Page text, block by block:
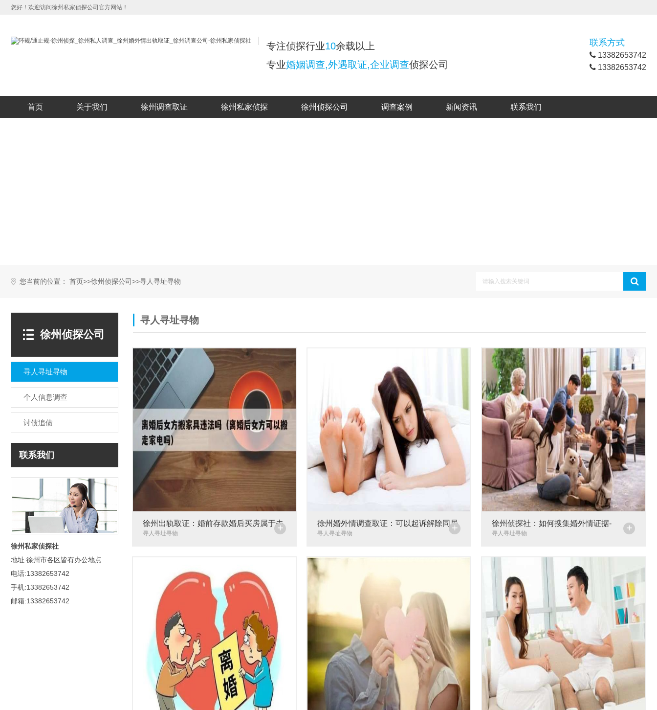
您好！欢迎访问徐州私家侦探公司官方网站！
专注侦探行业10余载以上
专业婚姻调查,外遇取证,企业调查侦探公司
联系方式
13382653742
13382653742
首页 关于我们 徐州调查取证 徐州私家侦探 徐州侦探公司 调查案例 新闻资讯 联系我们
您当前的位置： 首页 >>徐州侦探公司 >>寻人寻址寻物
徐州侦探公司
寻人寻址寻物
个人信息调查
讨债追债
联系我们
徐州私家侦探社
地址:徐州市各区皆有办公地点
电话:13382653742
手机:13382653742
邮箱:13382653742
寻人寻址寻物
徐州出轨取证：婚前存款婚后买房属于夫
妻共同财产吗
寻人寻址寻物 +
徐州婚外情调查取证：可以起诉解除同居
关系吗
寻人寻址寻物 + 徐州侦探社：如何搜集婚外情证据-
寻人寻址寻物 +